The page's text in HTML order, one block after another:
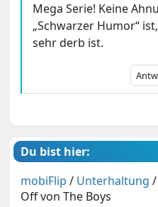
Mega Serie! Keine
„Schwarzer Humor“
sehr derb ist.
Du bist hier:
mobiFlip / Unterhaltung
Off von The Boys